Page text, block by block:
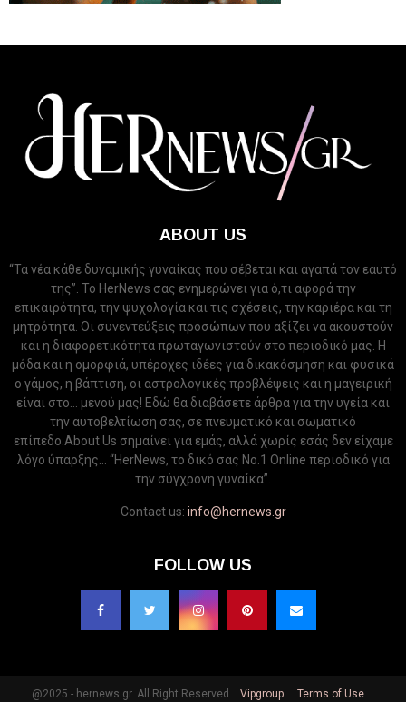
ABOUT US
“Τα νέα κάθε δυναμικής γυναίκας που σέβεται και αγαπά τον εαυτό
της”. Το HerNews σας ενημερώνει για ό,τι αφορά την
επικαιρότητα, την ψυχολογία και τις σχέσεις, την καριέρα και τη
μητρότητα. Οι συνεντεύξεις προσώπων που αξίζει να ακουστούν
και η διαφορετικότητα πρωταγωνιστούν στο περιοδικό μας. Η
μόδα και η ομορφιά, υπέροχες ιδέες για δικακόσμηση και φυσικά
ο γάμος, η βάπτιση, οι αστρολογικές προβλέψεις και η μαγειρική
είναι στο... μενού μας! Εδώ θα διαβάσετε άρθρα για την υγεία και
την αυτοβελτίωση σας, σε πνευματικό και σωματικό
επίπεδο.About Us σημαίνει για εμάς, αλλά χωρίς εσάς δεν είχαμε
λόγο ύπαρξης... “HerNews, το δικό σας Νo.1 Online περιοδικό για
την σύγχρονη γυναίκα”.
Contact us: info@hernews.gr
FOLLOW US
@2025 - hernews.gr. All Right Reserved Vipgroup Terms of Use